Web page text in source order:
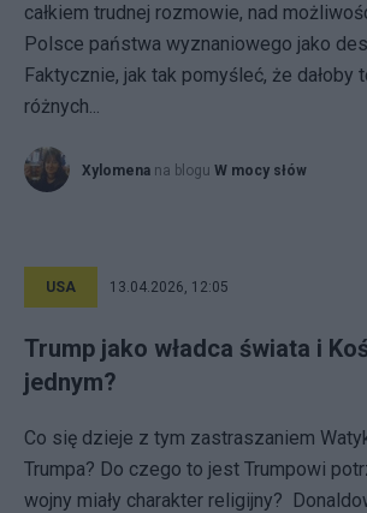
całkiem trudnej rozmowie, nad
Polsce państwa wyznaniowego jako
Faktycznie, jak tak pomyśleć, że dałoby
różnych...
Xylomena na blogu W mocy słów
USA 13.04.2026, 12:05
Trump jako władca świata i
jednym?
Co się dzieje z tym zastraszaniem
Trumpa? Do czego to jest Trumpowi
wojny miały charakter religijny?